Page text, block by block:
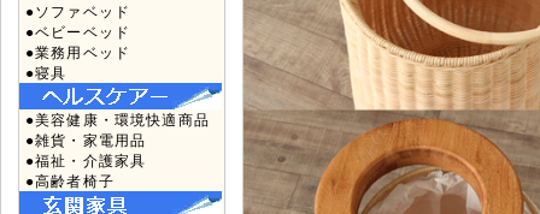
●ソファベッド
●ベビーベッド
●業務用ベッド
●寝具
●美容健康・環境快適商品
●雑貨・家電用品
●福祉・介護家具
●高齢者椅子